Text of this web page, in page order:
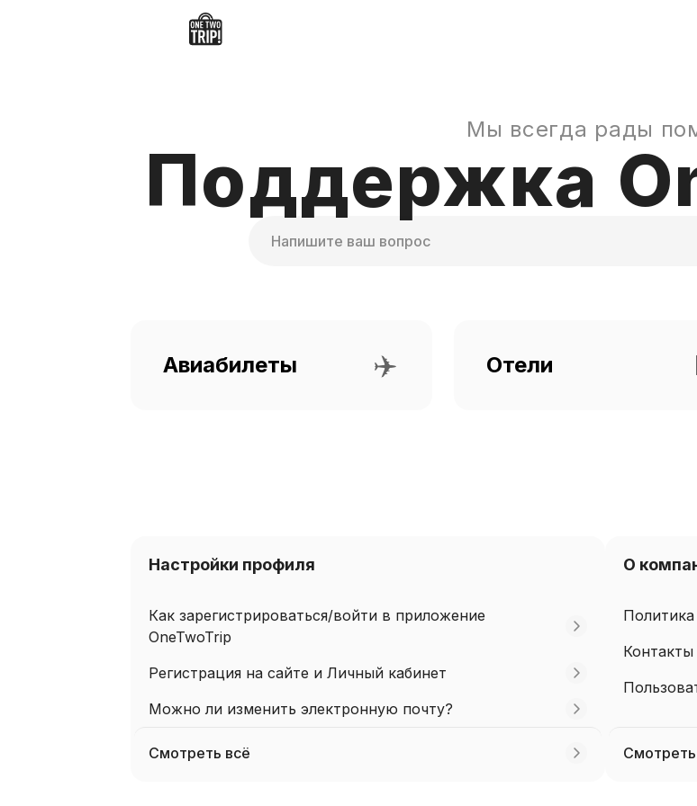
Мы всегда рады
Поддержка
Поиск
Авиабилеты ✈️ Отели
Настройки профиля
Как зарегистрироваться/войти в приложение
OneTwoTrip
Регистрация на сайте и Личный кабинет
Можно ли изменить электронную почту?
Смотреть всё
О
Контакты